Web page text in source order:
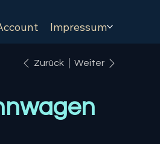
Impressum
Zurück Weiter